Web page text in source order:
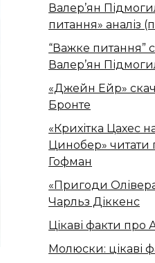
Валер’ян
питання» аналіз
“Важке питання”
Валер’ян
«Джейн Ейр»
Бронте
«Крихітка Цахес
Цинобер» читати
Гофман
«Пригоди Олівера
Чарльз Діккенс
Цікаві факти про
Молюски: цікаві